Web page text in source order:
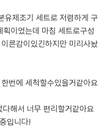
유제조기 세트로 저렴하게 구
이었는데 마침 세트로구성
른감이있긴하지만 미리사놨
번에 세척할수있을거같아요
해서 너무 편리할거같아요
입니다!